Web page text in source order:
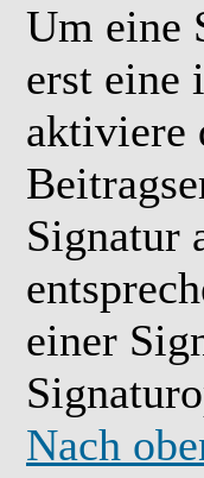
Um eine
erst eine
aktiviere
Signatur
einer
Nach